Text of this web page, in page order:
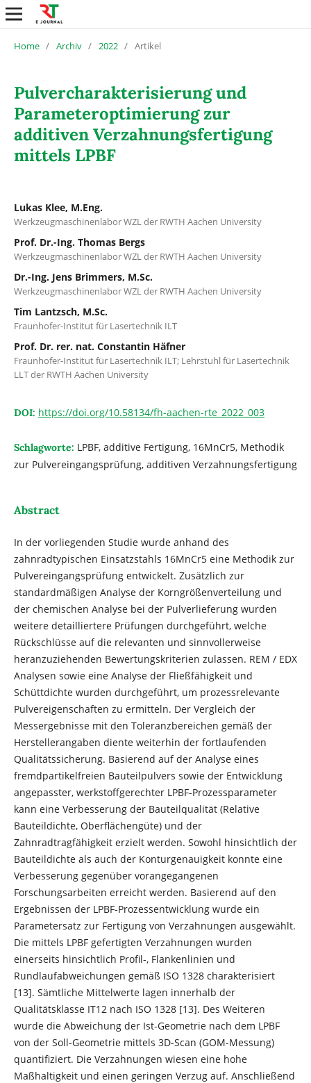
Home / Archiv / 2022 / Artikel
Pulvercharakterisierung und
Parameteroptimierung zur
additiven Verzahnungsfertigung
mittels LPBF
Lukas Klee, M.Eng.
Werkzeugmaschinenlabor WZL der RWTH Aachen University
Prof. Dr.-Ing. Thomas Bergs
Werkzeugmaschinenlabor WZL der RWTH Aachen University
Dr.-Ing. Jens Brimmers, M.Sc.
Werkzeugmaschinenlabor WZL der RWTH Aachen University
Tim Lantzsch, M.Sc.
Fraunhofer-Institut für Lasertechnik ILT
Prof. Dr. rer. nat. Constantin Häfner
Fraunhofer-Institut für Lasertechnik ILT; Lehrstuhl für Lasertechnik
LLT der RWTH Aachen University
DOI: https://doi.org/10.58134/fh-aachen-rte_2022_003
Schlagworte: LPBF, additive Fertigung, 16MnCr5, Methodik
zur Pulvereingangsprüfung, additiven Verzahnungsfertigung
Abstract
In der vorliegenden Studie wurde anhand des
zahnradtypischen Einsatzstahls 16MnCr5 eine Methodik zur
Pulvereingangsprüfung entwickelt. Zusätzlich zur
standardmäßigen Analyse der Korngrößenverteilung und
der chemischen Analyse bei der Pulverlieferung wurden
weitere detailliertere Prüfungen durchgeführt, welche
Rückschlüsse auf die relevanten und sinnvollerweise
heranzuziehenden Bewertungskriterien zulassen. REM / EDX
Analysen sowie eine Analyse der Fließfähigkeit und
Schüttdichte wurden durchgeführt, um prozessrelevante
Pulvereigenschaften zu ermitteln. Der Vergleich der
Messergebnisse mit den Toleranzbereichen gemäß der
Herstellerangaben diente weiterhin der fortlaufenden
Qualitätssicherung. Basierend auf der Analyse eines
fremdpartikelfreien Bauteilpulvers sowie der Entwicklung
angepasster, werkstoffgerechter LPBF-Prozessparameter
kann eine Verbesserung der Bauteilqualität (Relative
Bauteildichte, Oberflächengüte) und der
Zahnradtragfähigkeit erzielt werden. Sowohl hinsichtlich der
Bauteildichte als auch der Konturgenauigkeit konnte eine
Verbesserung gegenüber vorangegangenen
Forschungsarbeiten erreicht werden. Basierend auf den
Ergebnissen der LPBF-Prozessentwicklung wurde ein
Parametersatz zur Fertigung von Verzahnungen ausgewählt.
Die mittels LPBF gefertigten Verzahnungen wurden
einerseits hinsichtlich Profil-, Flankenlinien und
Rundlaufabweichungen gemäß ISO 1328 charakterisiert
[13]. Sämtliche Mittelwerte lagen innerhalb der
Qualitätsklasse IT12 nach ISO 1328 [13]. Des Weiteren
wurde die Abweichung der Ist-Geometrie nach dem LPBF
von der Soll-Geometrie mittels 3D-Scan (GOM-Messung)
quantifiziert. Die Verzahnungen wiesen eine hohe
Maßhaltigkeit und einen geringen Verzug auf. Anschließend